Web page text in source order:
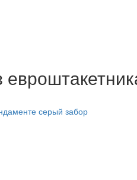
серый забор